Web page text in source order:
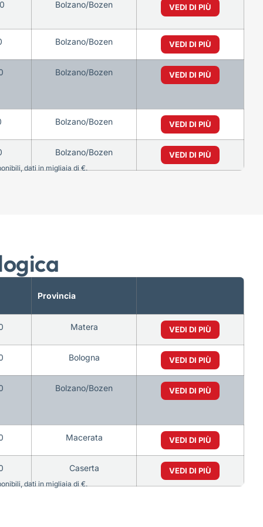
Bolzano/Bozen VEDI DI PIÙ
Bolzano/Bozen VEDI DI PIÙ
Bolzano/Bozen VEDI DI PIÙ
Bolzano/Bozen VEDI DI PIÙ
Bolzano/Bozen VEDI DI PIÙ
dati in migliaia di €.
Provincia
Matera VEDI DI PIÙ
Bologna VEDI DI PIÙ
Bolzano/Bozen VEDI DI PIÙ
Macerata VEDI DI PIÙ
Caserta VEDI DI PIÙ
dati in migliaia di €.